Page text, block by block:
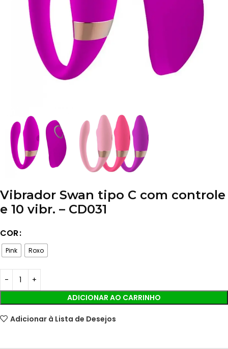
Vibrador Swan tipo C com controle
e 10 vibr. – CD031
COR
Pink Roxo
ADICIONAR AO CARRINHO
Adicionar à Lista de Desejos